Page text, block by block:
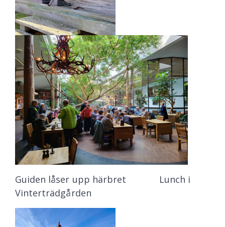
Guiden låser upp härbret Lunch i
Vinterträdgården